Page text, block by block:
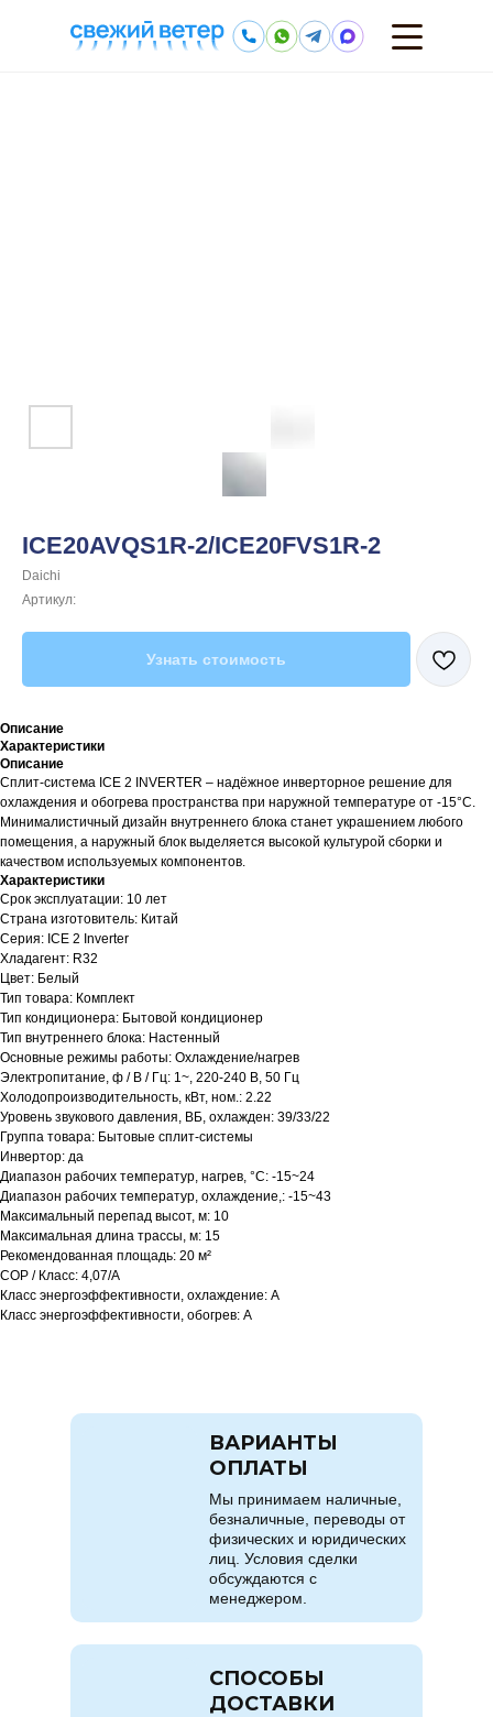
ICE20AVQS1R-2/ICE20FVS1R-2
Daichi
Артикул:
Узнать стоимость
Описание
Характеристики
Описание
Сплит-система ICE 2 INVERTER – надёжное инверторное решение для
охлаждения и обогрева пространства при наружной температуре от -15°С.
Минималистичный дизайн внутреннего блока станет украшением любого
помещения, а наружный блок выделяется высокой культурой сборки и
качеством используемых компонентов.
Характеристики
Срок эксплуатации: 10 лет
Страна изготовитель: Китай
Серия: ICE 2 Inverter
Хладагент: R32
Цвет: Белый
Тип товара: Комплект
Тип кондиционера: Бытовой кондиционер
Тип внутреннего блока: Настенный
Основные режимы работы: Охлаждение/нагрев
Электропитание, ф / В / Гц: 1~, 220-240 В, 50 Гц
Холодопроизводительность, кВт, ном.: 2.22
Уровень звукового давления, ВБ, охлажден: 39/33/22
Группа товара: Бытовые сплит-системы
Инвертор: да
Диапазон рабочих температур, нагрев, °C: -15~24
Диапазон рабочих температур, охлаждение,: -15~43
Максимальный перепад высот, м: 10
Максимальная длина трассы, м: 15
Рекомендованная площадь: 20 м²
COP / Класс: 4,07/A
Класс энергоэффективности, охлаждение: A
Класс энергоэффективности, обогрев: A
Мы принимаем наличные,
безналичные, переводы от
физических и юридических
лиц. Условия сделки
обсуждаются с
менеджером.
ВАРИАНТЫ
ОПЛАТЫ
СПОСОБЫ
ДОСТАВКИ